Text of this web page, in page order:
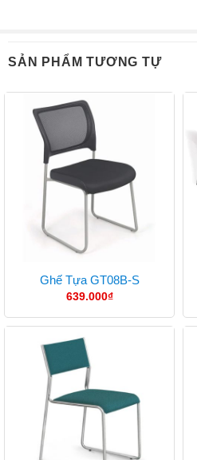
SẢN PHẨM TƯƠNG TỰ
Ghế Tựa GT08B-S
639.000₫